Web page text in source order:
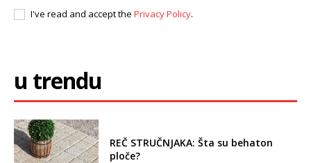
I've read and accept the Privacy Policy.
u trendu
REČ STRUČNJAKA: Šta su behaton
ploče?